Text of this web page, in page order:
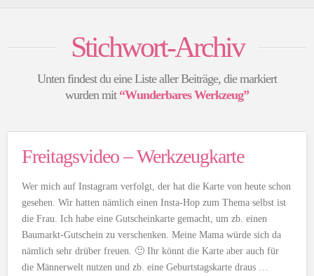
Stichwort-Archiv
Unten findest du eine Liste aller Beiträge, die markiert
wurden mit “Wunderbares Werkzeug”
Freitagsvideo – Werkzeugkarte
Wer mich auf Instagram verfolgt, der hat die Karte von heute schon
gesehen. Wir hatten nämlich einen Insta-Hop zum Thema selbst ist
die Frau. Ich habe eine Gutscheinkarte gemacht, um zb. einen
Baumarkt-Gutschein zu verschenken. Meine Mama würde sich da
nämlich sehr drüber freuen. 🙂 Ihr könnt die Karte aber auch für
die Männerwelt nutzen und zb. eine Geburtstagskarte draus …